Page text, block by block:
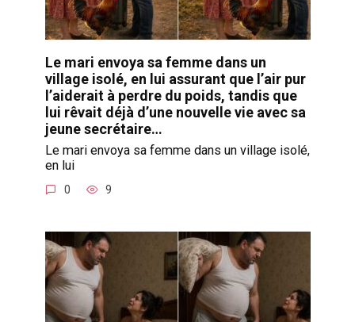
Le mari envoya sa femme dans un
village isolé, en lui assurant que l’air pur
l’aiderait à perdre du poids, tandis que
lui rêvait déjà d’une nouvelle vie avec sa
jeune secrétaire…
Le mari envoya sa femme dans un village isolé,
en lui
0 9